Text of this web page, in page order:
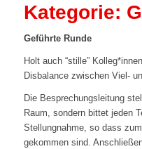
Kategorie:
Geführte Runde
Holt auch “stille”
Disbalance zwischen Viel-
Die Besprechungsleitung
Raum, sondern bittet jeden
Stellungnahme, so dass
gekommen sind.